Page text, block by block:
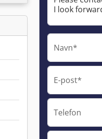
Navn*
E-post*
Telefon